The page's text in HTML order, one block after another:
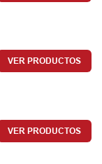
VER PRODUCTOS
VER PRODUCTOS